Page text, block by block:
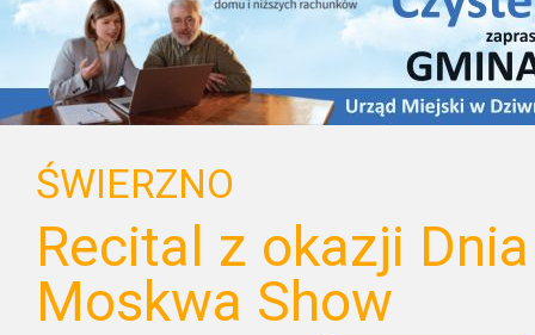
ŚWIERZNO
Recital z okazji
Moskwa Show